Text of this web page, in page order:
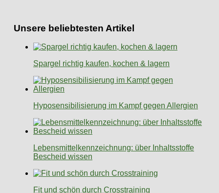
Unsere beliebtesten Artikel
Spargel richtig kaufen, kochen & lagern
Hyposensibilisierung im Kampf gegen Allergien
Lebensmittelkennzeichnung: über Inhaltsstoffe
Bescheid wissen
Fit und schön durch Crosstraining